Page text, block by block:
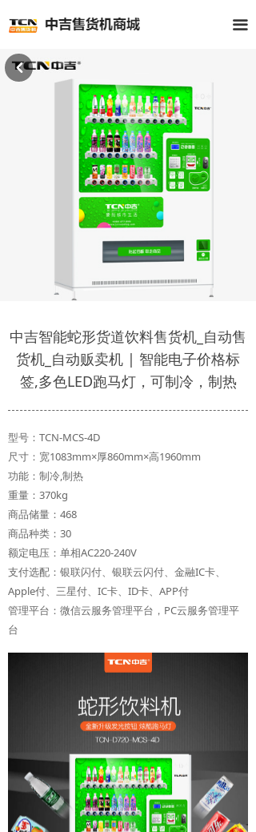
끀
首页
全部商品
中吉智能蛇形货道饮料售货机_自动售
货机_自动贩卖机 | 智能电子价格标
签,多色LED跑马灯，可制冷，制热
낒
型号：TCN-MCS-4D
尺寸：宽1083mm×厚860mm×高1960mm
功能：制冷,制热
重量：370kg
商品储量：468
商品种类：30
额定电压：单相AC220-240V
支付选配：银联闪付、银联云闪付、金融IC卡、
Apple付、三星付、IC卡、ID卡、APP付
管理平台：微信云服务管理平台，PC云服务管理平
台